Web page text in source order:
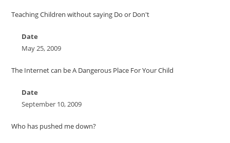
Teaching Children without saying Do or Don't
Date
May 25, 2009
The Internet can be A Dangerous Place For Your Child
Date
September 10, 2009
Who has pushed me down?